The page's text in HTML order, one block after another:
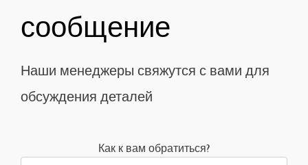
сообщение
Наши менеджеры свяжутся с вами для
обсуждения деталей
Как к вам обратиться?